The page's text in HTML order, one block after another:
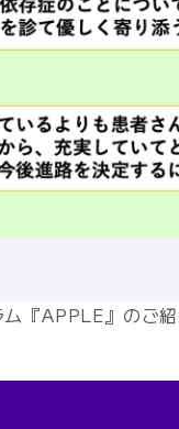
『APPLE』のご